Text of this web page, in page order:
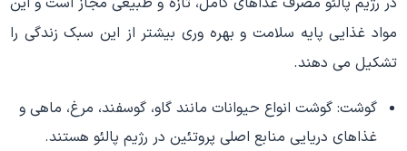
مواد غذایی پایه سلامت و بهره وری بیشتر از این سبک زندگی را
تشکیل می دهند.
گوشت: گوشت انواع حیوانات مانند گاو، گوسفند، مرغ، ماهی و
غذاهای دریایی منابع اصلی پروتئین در رژیم پالئو هستند.